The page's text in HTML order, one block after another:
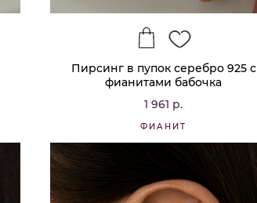
Пирсинг в пупок серебро 925 с
фианитами бабочка
1 961 р.
ФИАНИТ